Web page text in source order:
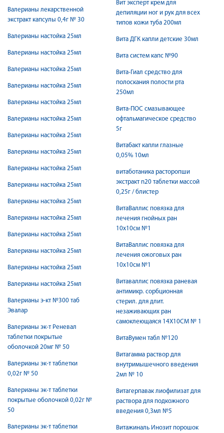
Валерианы лекарственной
экстракт капсулы 0,4г № 30
Валерианы настойка 25мл
Валерианы настойка 25мл
Валерианы настойка 25мл
Валерианы настойка 25мл
Валерианы настойка 25мл
Валерианы настойка 25мл
Валерианы настойка 25мл
Валерианы настойка 25мл
Валерианы настойка 25мл
Валерианы настойка 25мл
Валерианы настойка 25мл
Валерианы настойка 25мл
Валерианы настойка 25мл
Валерианы настойка 25мл
Валерианы настойка 25мл
Валерианы настойка 25мл
Валерианы э-кт №300 таб
Эвалар
Валерианы эк-т Реневал
таблетки покрытые
оболочкой 20мг № 50
Валерианы эк-т таблетки
0,02г № 50
Валерианы эк-т таблетки
покрытые оболочкой 0,02г №
50
Валерианы эк-т таблетки
Вит эксперт крем для
депиляции ног и рук для всех
типов кожи туба 200мл
Вита ДГК капли детские 30мл
Вита систем капс №90
Вита-Гиал средство для
полоскания полости рта
250мл
Вита-ПОС смазывающее
офтальмагическое средство
5г
Витабакт капли глазные
0,05% 10мл
витаботаника расторопши
экстракт n20 таблетки массой
0,25г / блистер
ВитаВаллис повязка для
лечения гнойных ран
10x10см №1
ВитаВаллис повязка для
лечения ожоговых ран
10x10см №1
Витаваллис повязка раневая
антимикр. сорбционная
стерил. для длит.
незаживающих ран
самоклеющаяся 14Х10СМ № 1
ВитаВумен табл №120
Витагамма раствор для
внутримышечного введения
2мл № 10
Витагерпавак лиофилизат для
раствора для подкожного
введения 0,3мл №5
Витажиналь Инозит порошок